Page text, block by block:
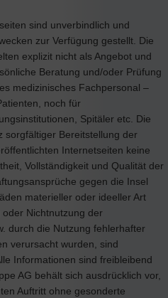
sind unverbindlich und
zur Verfügung gestellt. Die
explizit nicht als Angebot und
Beratung und/oder Prüfung
medizinisches Fachpersonal –
noch für
Spitäler etc. Die
sorgfältiger Bereitstellung der
Internetseiten keine
Vollständigkeit und Qualität der
gegen die Insel
materieller oder ideeller Art
Nichtnutzung der
durch die Nutzung fehlerhafter
verursacht wurden, sind
Informationen sind freibleibend
AG behält sich ausdrücklich vor,
Auftritt ohne gesonderte